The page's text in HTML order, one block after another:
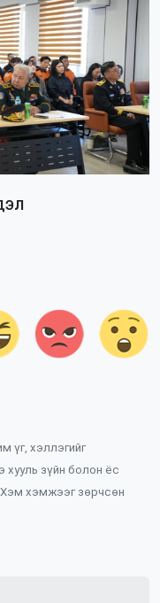
үг, хэллэгийг
хууль зүйн болон ёс
Хэм хэмжээг зөрчсөн